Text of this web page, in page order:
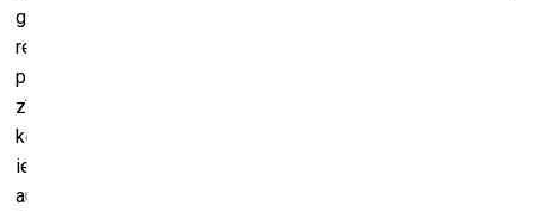
garīgu atjaunošanos un atdzimšanu. Jaunajā izstādē
redzamās ūdensrozes tapušas no jūgendstila perioda līdz
pat 20. gadsimta otrajai pusei un “zied” visu gadu – tās
zīmētas uz porcelāna un stikla, izkaltas metālā, iegravētas
kokā un dārgmetālā, izšūtas uz dažādām tekstilijām,
iespiestas uz pastkartēm un grāmatām, gleznotas uz
audekla. Izstādē skatāmās ūdensrozes attēlotas uz